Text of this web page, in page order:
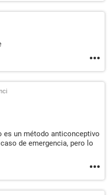
es un método anticonceptivo
de emergencia, pero lo